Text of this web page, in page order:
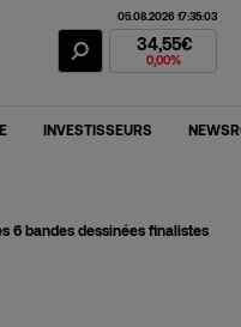
Action Fnac
05.08.2026 17:35:03
34,55€
0,00%
INVESTISSEURS
6 bandes dessinées finalistes